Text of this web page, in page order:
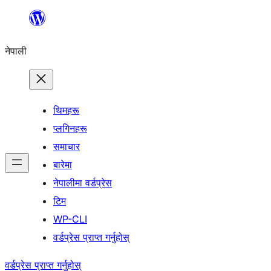
सामग्रीमा
नेपाली
थिमहरू
प्लगिनहरू
समाचार
बारेमा
नेपालीमा वर्डप्रेस
टिम
WP-CLI
वर्डप्रेस प्राप्त गर्नुहोस्
वर्डप्रेस प्राप्त गर्नुहोस्